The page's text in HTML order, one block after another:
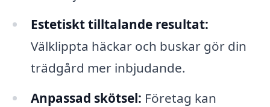
Estetiskt tilltalande resultat:
Välklippta häckar och buskar gör din
trädgård mer inbjudande.
Anpassad skötsel: Företag kan